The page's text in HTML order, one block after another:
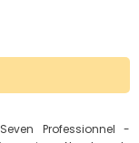
Professionnel -